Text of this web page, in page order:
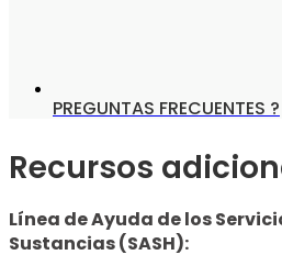
PREGUNTAS FRECUENTES ?
Recursos
Línea de Ayuda de los
Sustancias (SASH):